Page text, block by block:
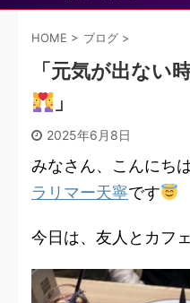
HOME > ブログ >
「元気が出ない
」
2025年6月8日
みなさん、こんにちは
ラリマー天寧です
今日は、友人とカフ